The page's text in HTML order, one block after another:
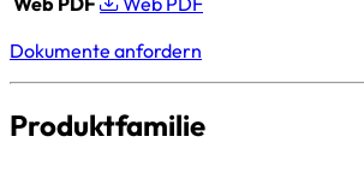
Dokumente anfordern
Produktfamilie